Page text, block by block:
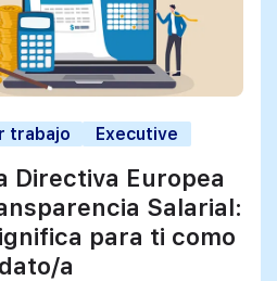
trabajo Executive
Directiva Europea
Salarial:
para ti como
a